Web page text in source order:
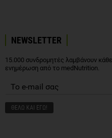
NEWSLETTER
15.000 συνδρομητές λαμβάνουν
ενημέρωση από το medNutrition.